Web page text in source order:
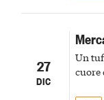
27
DIC
Un
cuore